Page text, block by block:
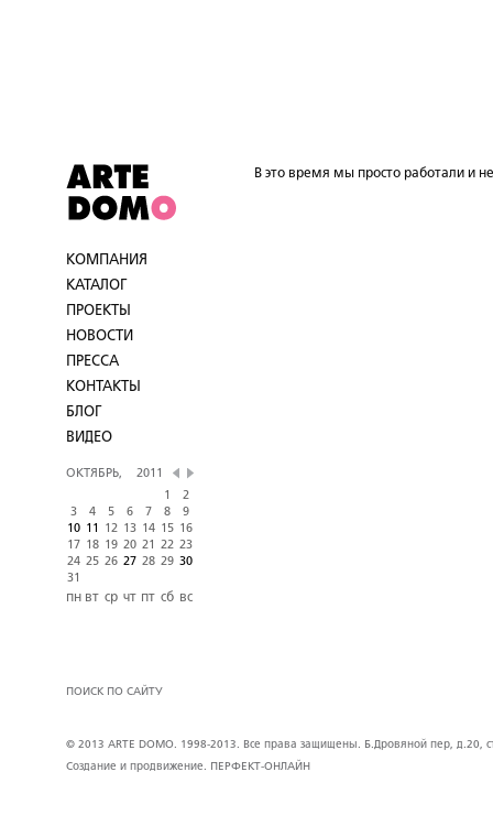
КОМПАНИЯ
КАТАЛОГ
ПРОЕКТЫ
НОВОСТИ
ПРЕССА
КОНТАКТЫ
БЛОГ
ВИДЕО
ОКТЯБРЬ,
2011
1
2
3
4 5 6 7 8
9
10 11 12 13 14 15
16
17
18 19 20 21 22 23
24 25 26 27 28 29 30
31
пн вт ср чт пт сб вс
ПОИСК ПО САЙТУ
В это время мы просто работали и
© 2013 ARTE DOMO. 1998-2013. Все права защищены. Б.Дровяной пер, д.20,
Создание и продвижение.
ПЕРФЕКТ-ОНЛАЙН